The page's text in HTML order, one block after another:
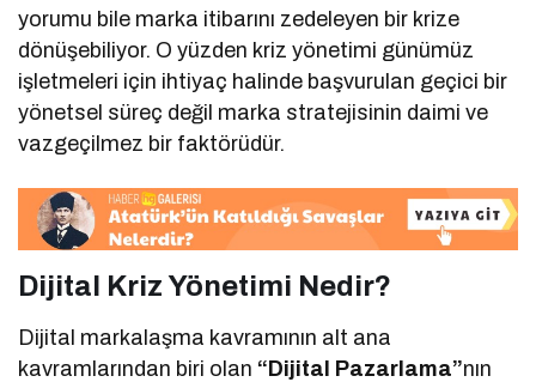
yorumu bile marka itibarını zedeleyen bir krize
dönüşebiliyor. O yüzden kriz yönetimi günümüz
işletmeleri için ihtiyaç halinde başvurulan geçici bir
yönetsel süreç değil marka stratejisinin daimi ve
vazgeçilmez bir faktörüdür.
Dijital Kriz Yönetimi Nedir?
Dijital markalaşma kavramının alt ana
kavramlarından biri olan “Dijital Pazarlama”nın